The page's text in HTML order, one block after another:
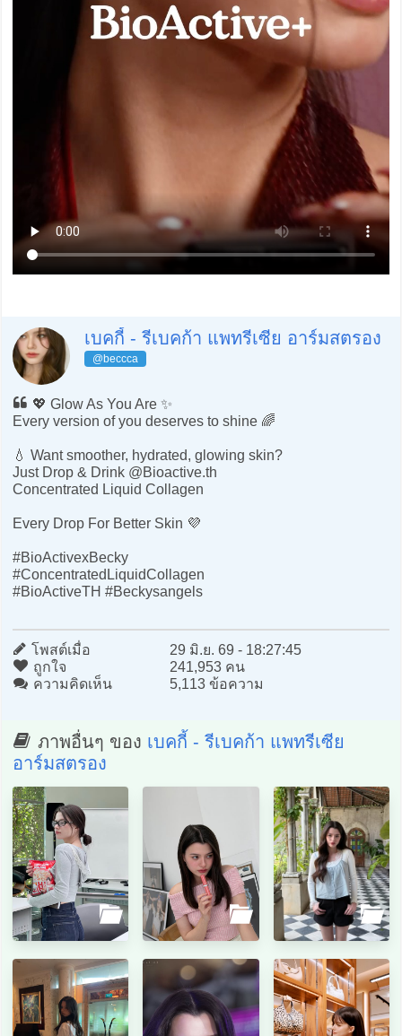
เบคกี้ - รีเบคก้า แพทรีเซีย อาร์มสตรอง
@beccca
💖 Glow As You Are ✨
Every version of you deserves to shine 🌈
💧 Want smoother, hydrated, glowing skin?
Just Drop & Drink @Bioactive.th
Concentrated Liquid Collagen
Every Drop For Better Skin 💜
#BioActivexBecky
#ConcentratedLiquidCollagen
#BioActiveTH #Beckysangels
โพสต์เมื่อ
29 มิ.ย. 69 - 18:27:45
ถูกใจ
241,953 คน
ความคิดเห็น
5,113 ข้อความ
ภาพอื่นๆ ของ เบคกี้ - รีเบคก้า แพทรีเซีย
อาร์มสตรอง